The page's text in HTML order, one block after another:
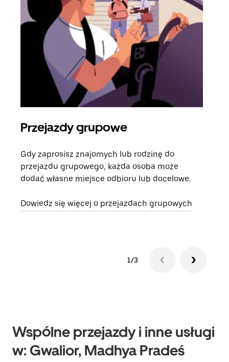
Przejazdy grupowe
Gdy zaprosisz znajomych lub rodzinę do
przejazdu grupowego, każda osoba może
dodać własne miejsce odbioru lub docelowe.
Dowiedz się więcej o przejazdach grupowych
1/3
Wspólne przejazdy i inne usługi
w: Gwalior, Madhya Pradeś